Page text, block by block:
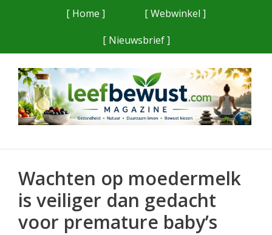
[ Home ]
[ Webwinkel ]
[ Nieuwsbrief ]
Wachten op moedermelk
is veiliger dan gedacht
voor premature baby’s